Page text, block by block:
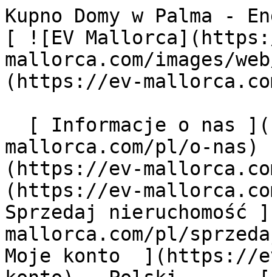
Kupno Domy w Palma - Engel &amp; Völkers Mallorca                [ ![EV Mallorca](https://cdn.ev-mallorca.com/images/web/EV_Logo_RGB.svg) ](https://ev-mallorca.com/pl)  Mallorca  

  [ Informacje o nas ](https://ev-mallorca.com/pl/o-nas) [ Majorka Informacje ](https://ev-mallorca.com/pl/o-majorce) [ Kontakt ](https://ev-mallorca.com/pl/lokalizacje-biur) [ Sprzedaj nieruchomość ](https://ev-mallorca.com/pl/sprzedaj-nieruchomosc-majorce) [    Moje konto  ](https://ev-mallorca.com/pl/moje-konto)   Polski       [ English ](https://ev-mallorca.com/en/mallorca-properties/buy/house/mallorca/palma)   [ Español ](https://ev-mallorca.com/es/inmobiliaria-mallorca/comprar/casa/mallorca/palma)   [ Deutsch ](https://ev-mallorca.com/de/mallorca-immobilien/kauf/haus/mallorca/palma)   [ Català ](https://ev-mallorca.com/ca/immobiliaria-mallorca/comprar/casa/mallorca/palma)   [ Svenska ](https://ev-mallorca.com/sv/mallorca-fastigheter/kop/hus/mallorca/palma)   [ Français ](https://ev-mallorca.com/fr/biens-majorque/acheter/maison/mallorca/palma)    [ Italiano ](https://ev-mallorca.com/it/immobiliare-maiorca/comprare/casa/mallorca/palma)   [ Dutch ](https://ev-mallorca.com/nl/mallorca-eigendommen/kopen/huis/mallorca/palma)   [ Русский ](https://ev-mallorca.com/ru/nedvizhimost-mayorka/kupit/dom/mallorca/palma)   [ Dansk ](https://ev-mallorca.com/da/mallorca-ejendom/k%C3%B8be/hus/mallorca/palma)   

  Kupno  [ Wszystkie nieruchomości ](https://ev-mallorca.com/pl/nieruchomosci-majorce?contract_type=0) [ Dom ](https://ev-mallorca.com/pl/nieruchomosci-majorce?contract_type=0&type%5B0%5D=0) [ Domek na wsi "finca" ](https://ev-mallorca.com/pl/nieruchomosci-majorce?contract_type=0&type%5B0%5D=1) [ Mieszkanie ](https://ev-mallorca.com/pl/nieruchomosci-majorce?contract_type=0&type%5B0%5D=2) [ Apartament-Penthouse ](https://ev-mallorca.com/pl/nieruchomosci-majorce?contract_type=0&type%5B0%5D=5) [ Działki ](https://ev-mallorca.com/pl/nieruchomosci-majorce?contract_type=0&type%5B0%5D=3) [ Nowe budownictwo ](https://ev-mallorca.com/pl/nieruchomosci-majorce?contract_type=0&type%5B0%5D=development) 

  Wynajem  [ Wszystkie nieruchomości ](https://ev-mallorca.com/pl/nieruchomosci-majorce?contract_type=1) [ Dom ](https://ev-mallorca.com/pl/nieruchomosci-majorce?contract_type=1&type%5B0%5D=0) [ Domek na wsi "finca" ](https://ev-mallorca.com/pl/nieruchomosci-majorce?contract_type=1&type%5B0%5D=1) [ Mieszkanie ](https://ev-mallorca.com/pl/nieruchomosci-majorce?contract_type=1&type%5B0%5D=2) [ Apartament-Penthouse ](https://ev-mallorca.com/pl/nieruchomosci-majorce?contract_type=1&type%5B0%5D=5) 

  Wynajem wakacyjny  [ Wszystkie nieruchomości ](https://ev-mallorca.com/pl/wynajmy-wakacyjne) [ Dom ](https://ev-mallorca.com/pl/wynajmy-wakacyjne?type%5B0%5D=0) [ Domek na wsi "finca" ](https://ev-mallorca.com/pl/wynajmy-wakacyjne?type%5B0%5D=1) [ Mieszkanie ](https://ev-mallorca.com/pl/wynajmy-wakacyjne?type%5B0%5D=2) [ Apartament-Penthouse ](https://ev-mallorca.com/pl/wynajmy-wakacyjne?type%5B0%5D=5) 

  Komercyjne  [ Wszystkie nieruchomości ](https://ev-mallorca.com/pl/nieruchomosci-komercyjne) [ Leśnictwo ](https://ev-mallorca.com/pl/nieruchomosci-komercyjne?type%5B0%5D=6) [ Hotel ](https://ev-mallorca.com/pl/nieruchomosci-komercyjne?type%5B0%5D=7) [ Branża przemysłowa ](https://ev-mallorca.com/pl/nieruchomosci-komercyjne?type%5B0%5D=8) [ Inwestycja ](https://ev-mallorca.com/pl/nieruchomosci-komercyjne?type%5B0%5D=9) [ Gastronomia ](https://ev-mallorca.com/pl/nieruchomosci-komercyjne?type%5B0%5D=10) [ Grunt ](https://ev-mallorca.com/pl/nieruchomosci-komercyjne?type%5B0%5D=11) [ Biuro ](https://ev-mallorca.com/pl/nieruchomosci-komercyjne?type%5B0%5D=12) [ Inne ](https://ev-mallorca.com/pl/nieruchomosci-komercyjne?type%5B0%5D=13) [ Sklep ](https://ev-mallorca.com/pl/nieruchomosci-komercyjne?type%5B0%5D=14) 

 [ Projekty deweloperskie ](https://ev-mallorca.com/pl/majorce-nowe-projekty-budowlane) 

     Polski       [ English ](https://ev-mallorca.com/en/mallorca-properties/buy/house/mallorca/palma)   [ Español ](https://ev-mallorca.com/es/inmobiliaria-mallorca/comprar/casa/mallorca/palma)   [ Deutsch ](https://ev-mallorca.com/de/mallorca-immobilien/kauf/haus/mallorca/palma)   [ Català ](https://ev-mallorca.com/ca/immobiliaria-mallorca/comprar/casa/mallorca/palma)   [ Svenska ](https://ev-mallorca.com/sv/mallorca-fastigheter/kop/hus/mallorca/palma)   [ Français ](https://ev-mallorca.com/fr/biens-majorque/acheter/maison/mallorca/palma)    [ Italiano ](https://ev-mallorca.com/it/immobiliare-maiorca/comprare/casa/mallorca/palma)   [ Dutch